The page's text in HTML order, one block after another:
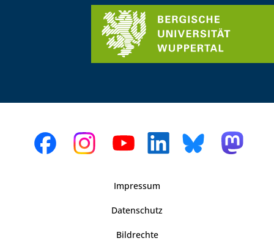
Impressum
Datenschutz
Bildrechte